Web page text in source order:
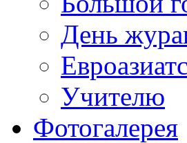
День
Учителю
Фотогалерея